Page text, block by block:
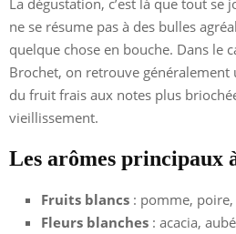
ne se résume pas à des bulles
quelque chose en bouche. Dans le
Brochet, on retrouve
du fruit frais aux notes plus
vieillissement.
Les arômes principaux
Fruits blancs : pomme,
Fleurs blanches : acacia,